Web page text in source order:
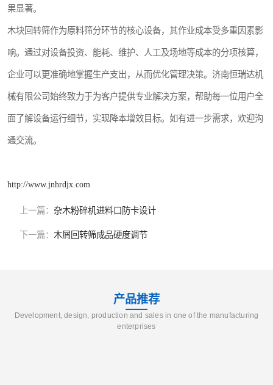
果显著。
木块回转筛作为原料筛分环节的核心设备，其作业成本受多重因素影
响。通过对设备投资、能耗、维护、人工及场地等成本的分项核算，
企业可以更准确地掌握生产支出，从而优化管理决策。济南恒瑞达机
械有限公司始终致力于为客户提供专业解决方案，帮助每一位用户全
面了解设备运行细节，实现降本增效目标。如有进一步需求，欢迎沟
通交流。
http://www.jnhrdjx.com
上一篇： 杂木粉碎机进料口防卡设计
下一篇： 木屑回转筛成品硬度调节
产品推荐
Development, design, production and sales in one of the manufacturing
enterprises